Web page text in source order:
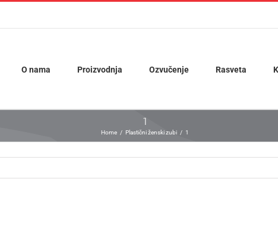
O nama Proizvodnja Ozvučenje Rasveta
1
Home Plastični ženski zubi 1